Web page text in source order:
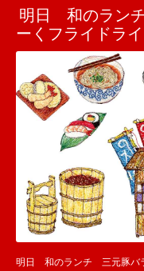
明日 和のラン
ーくフライドラ
明日 和のランチ 三元豚バ